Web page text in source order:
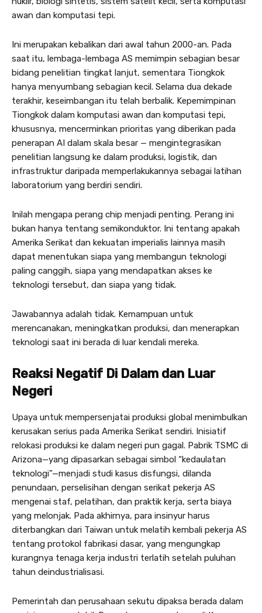
awan dan komputasi tepi.
Ini merupakan kebalikan dari awal tahun 2000-an. Pada
saat itu, lembaga-lembaga AS memimpin sebagian besar
bidang penelitian tingkat lanjut, sementara Tiongkok
hanya menyumbang sebagian kecil. Selama dua dekade
terakhir, keseimbangan itu telah berbalik. Kepemimpinan
Tiongkok dalam komputasi awan dan komputasi tepi,
khususnya, mencerminkan prioritas yang diberikan pada
penerapan AI dalam skala besar — ​​mengintegrasikan
penelitian langsung ke dalam produksi, logistik, dan
infrastruktur daripada memperlakukannya sebagai latihan
laboratorium yang berdiri sendiri.
Inilah mengapa perang chip menjadi penting. Perang ini
bukan hanya tentang semikonduktor. Ini tentang apakah
Amerika Serikat dan kekuatan imperialis lainnya masih
dapat menentukan siapa yang membangun teknologi
paling canggih, siapa yang mendapatkan akses ke
teknologi tersebut, dan siapa yang tidak.
Jawabannya adalah tidak. Kemampuan untuk
merencanakan, meningkatkan produksi, dan menerapkan
teknologi saat ini berada di luar kendali mereka.
Reaksi Negatif Di Dalam dan Luar
Negeri
Upaya untuk mempersenjatai produksi global menimbulkan
kerusakan serius pada Amerika Serikat sendiri. Inisiatif
relokasi produksi ke dalam negeri pun gagal. Pabrik TSMC di
Arizona—yang dipasarkan sebagai simbol “kedaulatan
teknologi”—menjadi studi kasus disfungsi, dilanda
penundaan, perselisihan dengan serikat pekerja AS
mengenai staf, pelatihan, dan praktik kerja, serta biaya
yang melonjak. Pada akhirnya, para insinyur harus
diterbangkan dari Taiwan untuk melatih kembali pekerja AS
tentang protokol fabrikasi dasar, yang mengungkap
kurangnya tenaga kerja industri terlatih setelah puluhan
tahun deindustrialisasi.
Pemerintah dan perusahaan sekutu dipaksa berada dalam